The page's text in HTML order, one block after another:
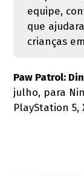
equipe,
que
crianças
Paw Patrol:
julho, para
PlayStation 5,